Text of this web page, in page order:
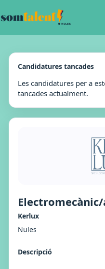
Candidatures tancades
Les candidatures per a
tancades actualment.
Kerlux
Nules
Descripció